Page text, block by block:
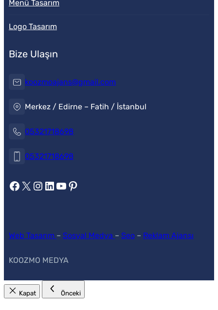
Menü Tasarım
Logo Tasarım
Bize Ulaşın
koozmoajans@gmail.com
Merkez / Edirne – Fatih / İstanbul
05321718698
05321718698
https://www.facebook.com/koozmoajans https://x.com/koozmoajans https://www.instagram.com/koozmoajans/ https://www.linkedin.com/in/koozmo-ajans/ https://www.youtube.com/@videotanitim Pinterest
Web Tasarım – Sosyal Medya – Seo – Reklam Ajansı
KOOZMO MEDYA
Kapat Önceki